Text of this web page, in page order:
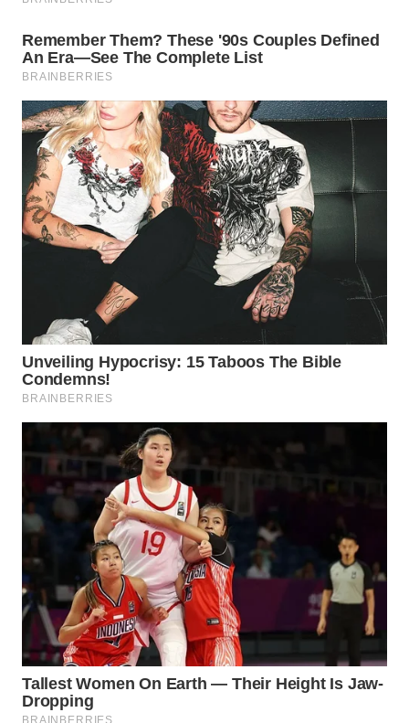
WN
KEPULAUAN
SERIBU
WN
TANGERANG
WN
BINJAI
WN
INDRAMAYU
WN
WN
MAJALENGKA
WN
SUKABUMI
WN
PURWAKARTA